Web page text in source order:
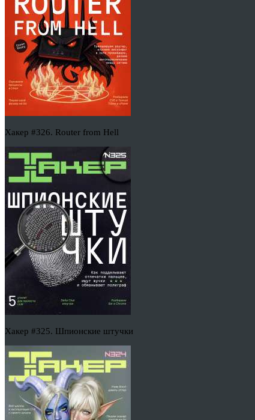
Хакер #326. Router from Hell
Хакер #325. Шпионские штучки